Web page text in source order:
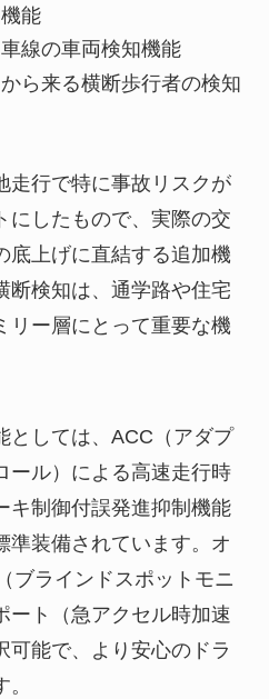
能
線の車両検知機能
ら来る横断歩行者の検知
走行で特に事故リスクが
にしたもので、実際の交
底上げに直結する追加機
断検知は、通学路や住宅
リー層にとって重要な機
としては、ACC（アダプ
ール）による高速走行時
キ制御付誤発進抑制機能
準装備されています。オ
ブラインドスポットモニ
ート（急アクセル時加速
可能で、より安心のドラ